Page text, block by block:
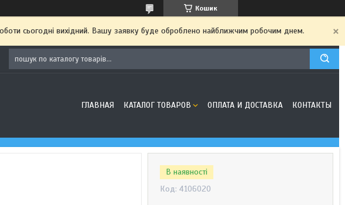
Кошик
сьогодні вихідний. Вашу заявку буде оброблено найближчим робочим днем.
ГЛАВНАЯ КАТАЛОГ ТОВАРОВ ОПЛАТА И ДОСТАВКА КОНТАКТЫ
В наявності
Код: 4106020